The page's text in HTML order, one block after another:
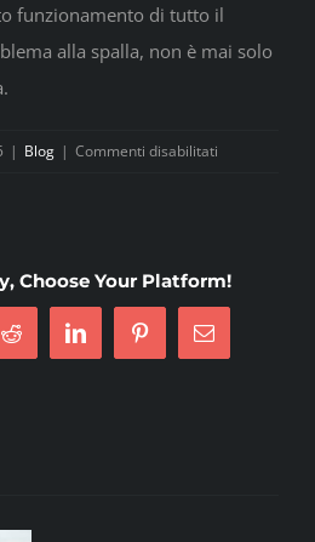
funzionamento di tutto il
alla spalla, non è mai solo
| Blog | Commenti disabilitati
con
Choose Your Platform!
Reddit LinkedInPinterestEmail